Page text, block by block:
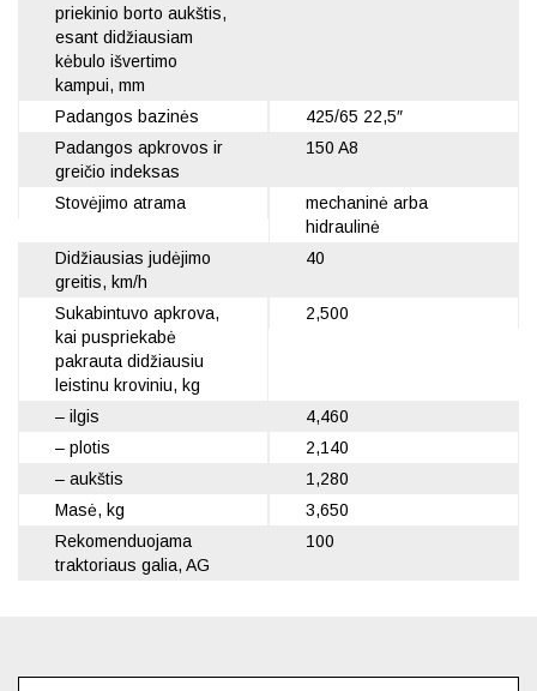
priekinio borto aukštis,
esant didžiausiam
kėbulo išvertimo
kampui, mm
Padangos bazinės
Padangos apkrovos ir
greičio indeksas
Stovėjimo atrama
Didžiausias judėjimo
greitis, km/h
Sukabintuvo apkrova,
kai puspriekabė
pakrauta didžiausiu
leistinu kroviniu, kg
– ilgis
– plotis
– aukštis
Masė, kg
Rekomenduojama
traktoriaus galia, AG
425/65 22,5″
150 A8
mechaninė arba
hidraulinė
40
2,500
4,460
2,140
1,280
3,650
100